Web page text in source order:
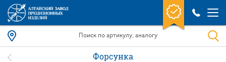
Форсунка